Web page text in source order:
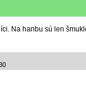
Na hanbu sú len